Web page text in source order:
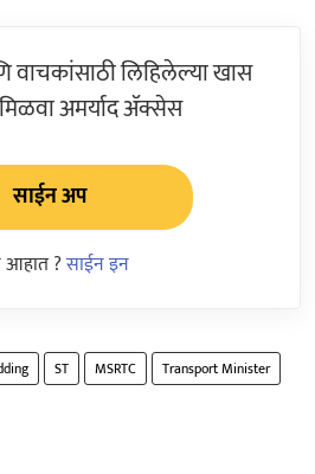
लिहिलेल्या खास
अमर्याद ॲक्सेस
साईन अप
आहात ?साईन इन
ST MSRTC Transport Minister